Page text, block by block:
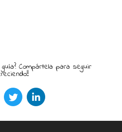
Compártela para seguir